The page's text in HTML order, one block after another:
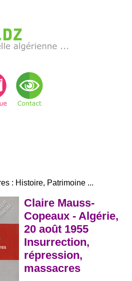
: Histoire, Patrimoine ...
Claire Mauss-
Copeaux - Algérie,
20 août 1955
Insurrection,
répression,
massacres